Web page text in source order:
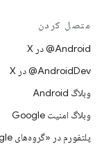
متصل کردن
‫‎@Android در X
‫‎@AndroidDev در X
وبلاگ Android
وبلاگ امنیت Google
پلتفورم در «گروه‌های Google»